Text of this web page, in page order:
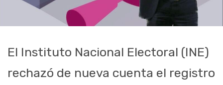
El Instituto Nacional Electoral (INE)
rechazó de nueva cuenta el registro